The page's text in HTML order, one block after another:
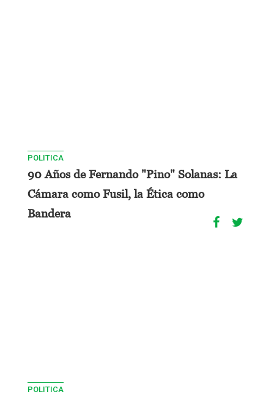
POLITICA
90 Años de Fernando "Pino" Solanas: La
Cámara como Fusil, la Ética como
Bandera
POLITICA